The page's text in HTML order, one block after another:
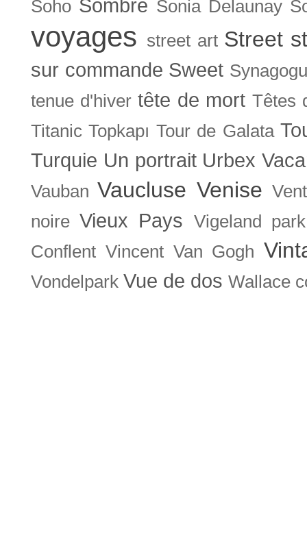
Soho Sombre Sonia Delaunay
voyages street art Street
sur commande Sweet
tenue d'hiver tête de mort Têtes
Titanic Topkapı Tour de Galata
Turquie Un portrait Urbex
Vauban Vaucluse Venise
noire Vieux Pays
Vigeland park
Conflent Vincent Van Gogh
Vondelpark Vue de dos Wallace